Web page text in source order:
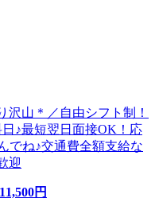
沢山＊／自由シフト制！
♪最短翌日面接OK！応
でね♪交通費全額支給な
迎
11,500円